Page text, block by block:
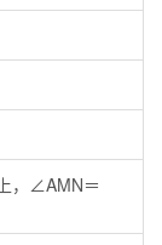
，∠AMN＝